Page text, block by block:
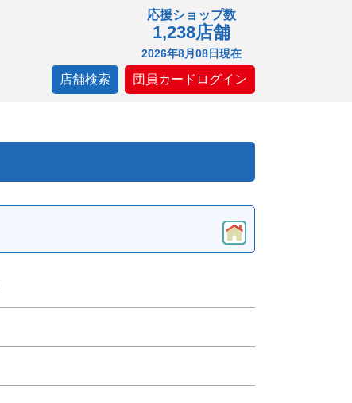
応援ショップ数
1,238店舗
2026年8月08日現在
店舗検索 団員カードログイン